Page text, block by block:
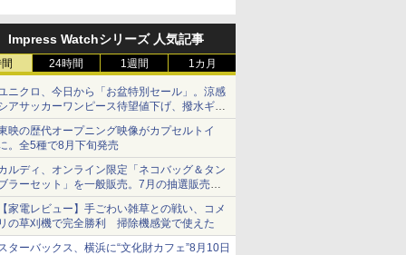
Impress Watchシリーズ 人気記事
24時間 1週間 1カ月
ニクロ、今日から「お盆特別セール」。涼感
アサッカーワンピース待望値下げ、撥水ギア
ョーツは1990円に
映の歴代オープニング映像がカプセルトイ
。全5種で8月下旬発売
ルディ、オンライン限定「ネコバッグ＆タン
ラーセット」を一般販売。7月の抽選販売の
選無効分
家電レビュー】手ごわい雑草との戦い、コメ
の草刈機で完全勝利 掃除機感覚で使えた
ターバックス、横浜に“文化財カフェ”8月10日